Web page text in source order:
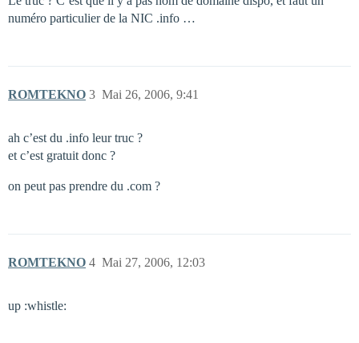
numéro particulier de la NIC .info …
ROMTEKNO Mai 26, 2006, 9:41
3
ah c’est du .info leur truc ?
et c’est gratuit donc ?
on peut pas prendre du .com ?
ROMTEKNO Mai 27, 2006, 12:03
4
up :whistle: